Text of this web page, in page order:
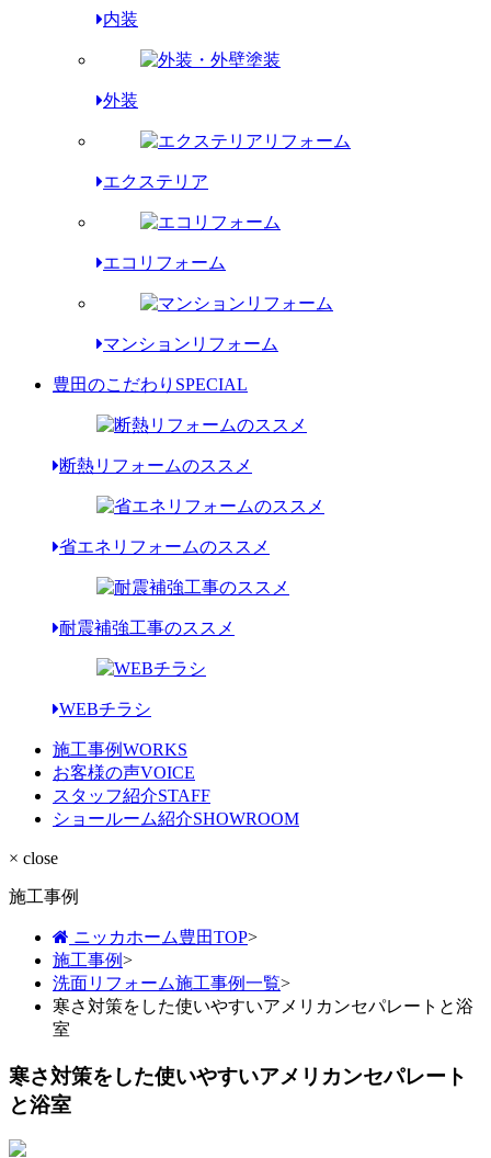
内装
外装
エクステリア
エコリフォーム
マンションリフォーム
豊田のこだわり SPECIAL
断熱リフォームのススメ
省エネリフォームのススメ
耐震補強工事のススメ
WEBチラシ
施工事例WORKS
お客様の声VOICE
スタッフ紹介STAFF
ショールーム紹介SHOWROOM
× close
施工事例
ニッカホーム豊田TOP>
施工事例>
洗面リフォーム施工事例一覧>
寒さ対策をした使いやすいアメリカンセパレートと浴
室
寒さ対策をした使いやすいアメリカンセパレート
と浴室